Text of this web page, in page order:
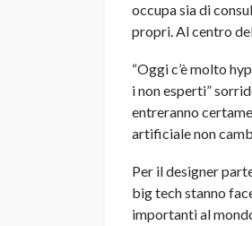
occupa sia di
propri. Al centro
“Oggi c’è molto
i non esperti”
entreranno
artificiale non
Per il designer
big tech stanno
importanti al